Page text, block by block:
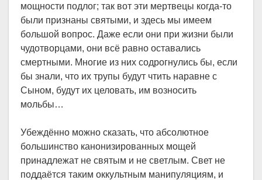
мощности подлог; так вот эти мертвецы когда-то
были признаны святыми, и здесь мы имеем
большой вопрос. Даже если они при жизни были
чудотворцами, они всё равно оставались
смертными. Многие из них содрогнулись бы, если
бы знали, что их трупы будут чтить наравне с
Сыном, будут их целовать, им возносить
мольбы…
Убеждённо можно сказать, что абсолютное
большинство канонизированных мощей
принадлежат не святым и не светлым. Свет не
поддаётся таким оккультным манипуляциям, и